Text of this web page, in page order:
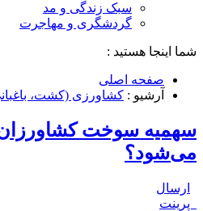
سبک زندگی و مد
گردشگری و مهاجرت
شما اینجا هستید :
صفحه اصلی
آرشیو : کشاورزی (کشت،
سهمیه سوخت کشاورزان
می‌شود؟
ارسال
پرینت